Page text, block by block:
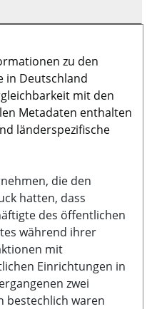
zu den
in Deutschland
mit den
Metadaten enthalten
länderspezifische
die den
hatten, dass
des öffentlichen
während ihrer
mit
Einrichtungen in
zwei
bestechlich waren